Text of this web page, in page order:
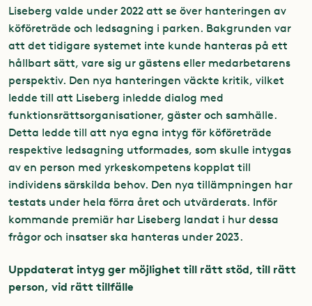
Liseberg valde under 2022 att se över hanteringen av
köföreträde och ledsagning i parken. Bakgrunden var
att det tidigare systemet inte kunde hanteras på ett
hållbart sätt, vare sig ur gästens eller medarbetarens
perspektiv. Den nya hanteringen väckte kritik, vilket
ledde till att Liseberg inledde dialog med
funktionsrättsorganisationer, gäster och samhälle.
Detta ledde till att nya egna intyg för köföreträde
respektive ledsagning utformades, som skulle intygas
av en person med yrkeskompetens kopplat till
individens särskilda behov. Den nya tillämpningen har
testats under hela förra året och utvärderats. Inför
kommande premiär har Liseberg landat i hur dessa
frågor och insatser ska hanteras under 2023.
Uppdaterat intyg ger möjlighet till rätt stöd, till rätt
person, vid rätt tillfälle